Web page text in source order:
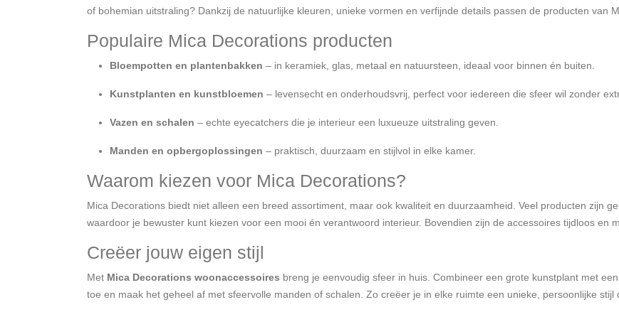
of bohemian uitstraling? Dankzij de natuurlijke kleuren, unieke vormen en verfijnde details passen de producten van
Populaire Mica Decorations producten
Bloempotten en plantenbakken – in keramiek, glas, metaal en natuursteen, ideaal voor binnen én buiten.
Kunstplanten en kunstbloemen – levensecht en onderhoudsvrij, perfect voor iedereen die sfeer wil zonder
Vazen en schalen – echte eyecatchers die je interieur een luxueuze uitstraling geven.
Manden en opbergoplossingen – praktisch, duurzaam en stijlvol in elke kamer.
Waarom kiezen voor Mica Decorations?
Mica Decorations biedt niet alleen een breed assortiment, maar ook kwaliteit en duurzaamheid. Veel producten zijn
waardoor je bewuster kunt kiezen voor een mooi én verantwoord interieur. Bovendien zijn de accessoires tijdloos en
Creëer jouw eigen stijl
Met Mica Decorations woonaccessoires breng je eenvoudig sfeer in huis. Combineer een grote kunstplant met
toe en maak het geheel af met sfeervolle manden of schalen. Zo creëer je in elke ruimte een unieke, persoonlijke stijl